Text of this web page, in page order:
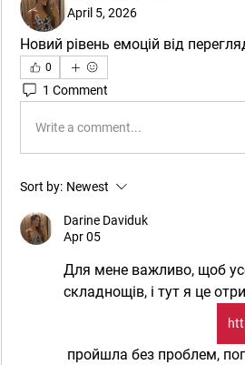
April 5, 2026
Новий рівень емоцій від
0
1 Comment
Write a comment...
Sort by: Newest
Darine Daviduk
Apr 05
Для мене важливо, щоб
складнощів, і тут я це